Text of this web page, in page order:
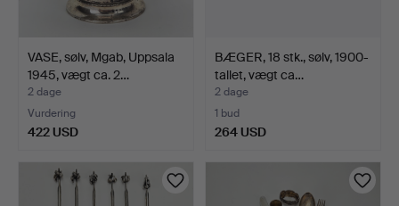
VASE, sølv, Mgab, Uppsala
1945, vægt ca. 2…
2 dage
Vurdering
422 USD
BÆGER, 18 stk., sølv, 1900-
tallet, vægt ca…
2 dage
1 bud
264 USD